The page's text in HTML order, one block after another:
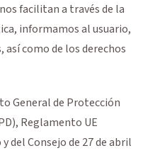
facilitan a través de la
informamos al usuario,
como de los derechos
General de Protección
Reglamento UE
del Consejo de 27 de abril